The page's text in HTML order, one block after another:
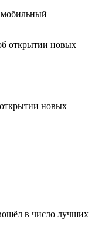
мобильный
новых
в число лучших